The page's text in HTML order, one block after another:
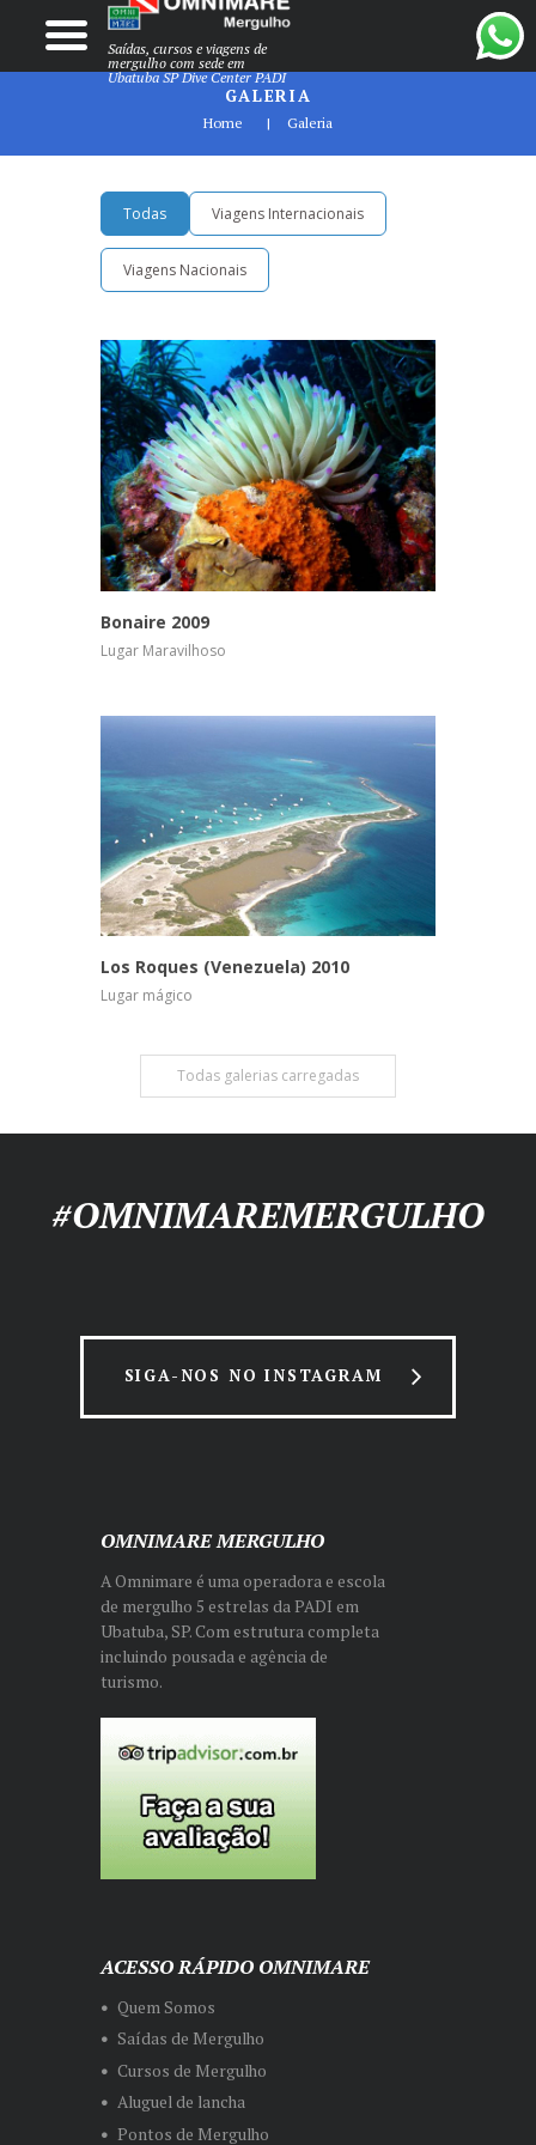
Saídas, cursos e viagens de
mergulho com sede em
Ubatuba SP Dive Center PADI
GALERIA
Home Galeria
Todas Viagens Internacionais
Viagens Nacionais
Ver Galeria Ver Video
Bonaire 2009
Lugar Maravilhoso
Ver Galeria Ver Video
Los Roques (Venezuela) 2010
Lugar mágico
Todas galerias carregadas
#OMNIMAREMERGULHO
SIGA-NOS NO INSTAGRAM
OMNIMARE MERGULHO
A Omnimare é uma operadora e escola
de mergulho 5 estrelas da PADI em
Ubatuba, SP. Com estrutura completa
incluindo pousada e agência de
turismo.
ACESSO RÁPIDO OMNIMARE
Quem Somos
Saídas de Mergulho
Cursos de Mergulho
Aluguel de lancha
Pontos de Mergulho